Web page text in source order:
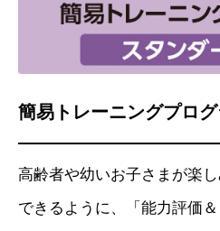
簡易トレーニングプロ
高齢者や幼いお子さまが楽
できるように、「能力評価